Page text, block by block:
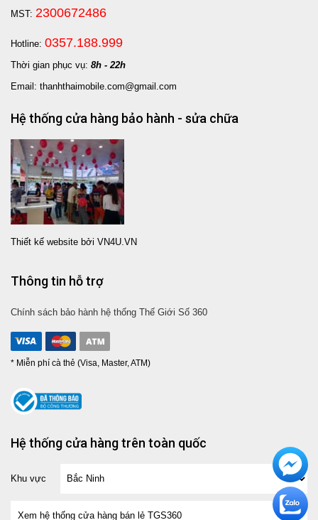
MST: 2300672486
Hotline: 0357.188.999
Thời gian phục vụ: 8h - 22h
Email: thanhthaimobile.com@gmail.com
Hệ thống cửa hàng bảo hành - sửa chữa
Thiết kế website bởi VN4U.VN
Thông tin hỗ trợ
Chính sách bảo hành hệ thống Thế Giới Số 360
* Miễn phí cà thẻ (Visa, Master, ATM)
Hệ thống cửa hàng trên toàn quốc
Khu vực
Xem hệ thống cửa hàng bán lẻ TGS360